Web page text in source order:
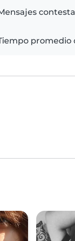
promedio